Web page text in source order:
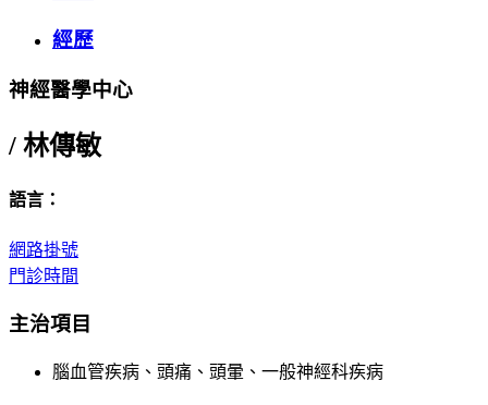
經歷
神經醫學中心
/ 林傳敏
語言：
網路掛號
門診時間
主治項目
腦血管疾病、頭痛、頭暈、一般神經科疾病